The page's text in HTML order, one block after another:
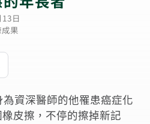
日
果
資深醫師的他罹患癌症化
皮擦，不停的擦掉新記